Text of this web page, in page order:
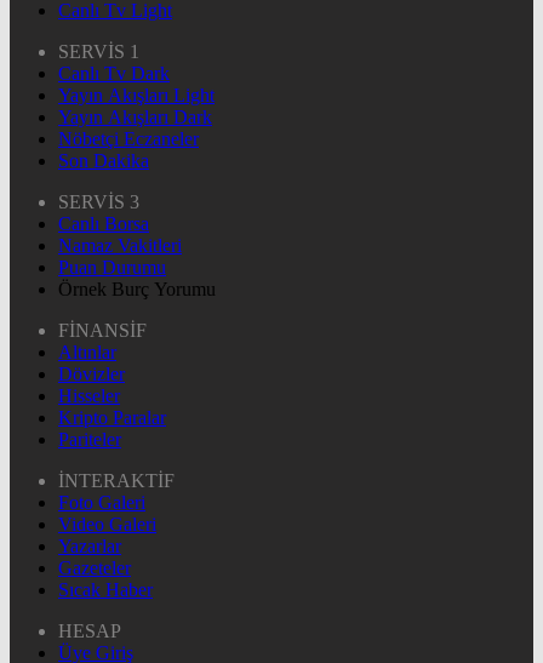
Canlı Tv Light
SERVİS 1
Canlı Tv Dark
Yayın Akışları Light
Yayın Akışları Dark
Nöbetçi Eczaneler
Son Dakika
SERVİS 3
Canlı Borsa
Namaz Vakitleri
Puan Durumu
Örnek Burç Yorumu
FİNANSİF
Altınlar
Dövizler
Hisseler
Kripto Paralar
Pariteler
İNTERAKTİF
Foto Galeri
Video Galeri
Yazarlar
Gazeteler
Sıcak Haber
HESAP
Üye Giriş